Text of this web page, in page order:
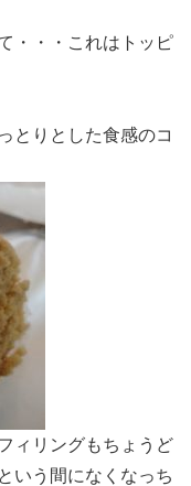
・・・これはトッピ
とりとした食感のコ
ィリングもちょうど
いう間になくなっち